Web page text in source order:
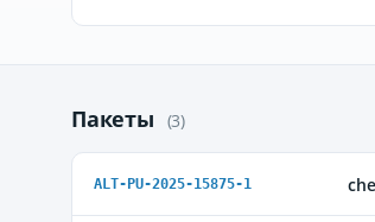
Пакеты (3)
ALT-PU-2025-15875-1